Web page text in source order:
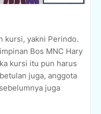
kursi, yakni Perindo.
Bos MNC Hary
kursi itu pun harus
juga, anggota
juga